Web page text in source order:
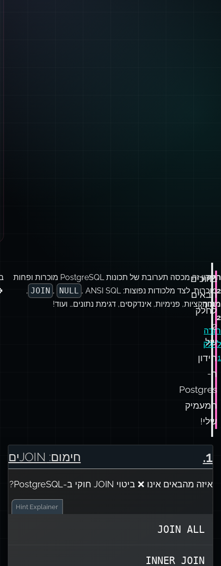
חלק
2
מתוך
2.
חזרה
לחלק
1
ברוכים
הבאים
לחלק
2
של
חידון
ה-
Postgres
המעמיק
שלי!
חידון זה מכסה תערובת של תכונות PostgreSQL מוכרות ופחות
מוכרות, לצד מלכודות נפוצות:
JOIN , NULL
, ANSI SQL,
טרנזקציות, פנימיות, אינדקסים, דגימת נתונים… ועוד!
1
. חימום: JOINים
איזה מהבאים אינו ❌ ביטוי JOIN חוקי ב-PostgreSQL?
Hint Explainer
JOIN ALL
INNER JOIN